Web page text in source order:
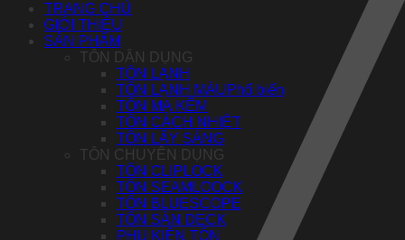
TRANG CHỦ
GIỚI THIỆU
SẢN PHẨM
TÔN DÂN DỤNG
TÔN LẠNH
TÔN LẠNH MÀU
TÔN MẠ KẼM
TÔN CÁCH NHIỆT
TÔN LẤY SÁNG
TÔN CHUYÊN DỤNG
TÔN CLIPLOCK
TÔN SEAMLOOCK
TÔN BLUESCOPE
TÔN SÀN DECK
PHỤ KIỆN TÔN